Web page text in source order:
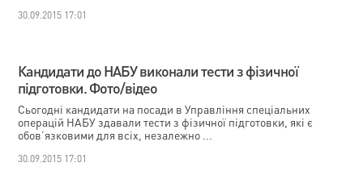
30.09.2015 17:01
Кандидати до НАБУ виконали тести з фізичної
підготовки. Фото/відео
Сьогодні кандидати на посади в Управління спеціальних
операцій НАБУ здавали тести з фізичної підготовки, які є
обов’язковими для всіх, незалежно ...
30.09.2015 17:01